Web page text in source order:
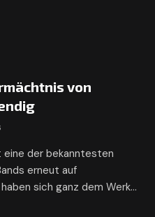
von
eine der bekanntesten
erneut auf
sich ganz dem Werk…